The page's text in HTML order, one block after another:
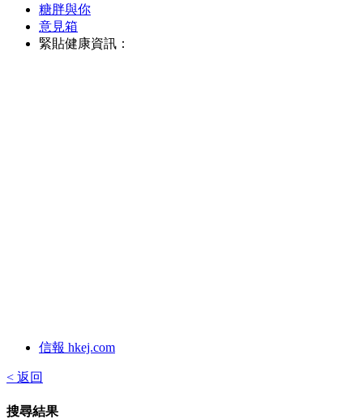
糖胖與你
意見箱
緊貼健康資訊：
信報 hkej.com
< 返回
搜尋結果